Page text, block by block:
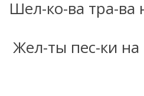
Шел-ко-ва тра-ва
Жел-ты пес-ки на